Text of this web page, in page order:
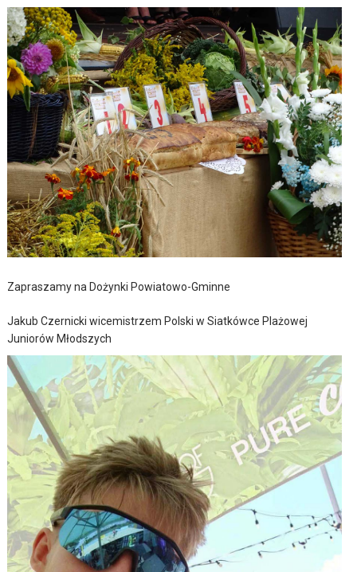
Zapraszamy na Dożynki Powiatowo-Gminne
Jakub Czernicki wicemistrzem Polski w Siatkówce Plażowej
Juniorów Młodszych